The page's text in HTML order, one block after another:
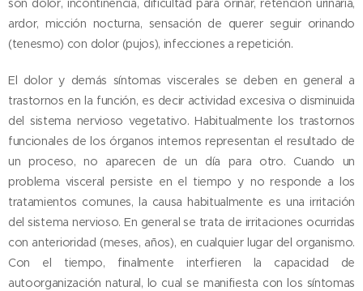
son dolor, incontinencia, dificultad para orinar, retención urinaria,
ardor, micción nocturna, sensación de querer seguir orinando
(tenesmo) con dolor (pujos), infecciones a repetición.
El dolor y demás síntomas viscerales se deben en general a
trastornos en la función, es decir actividad excesiva o disminuida
del sistema nervioso vegetativo. Habitualmente los trastornos
funcionales de los órganos internos representan el resultado de
un proceso, no aparecen de un día para otro. Cuando un
problema visceral persiste en el tiempo y no responde a los
tratamientos comunes, la causa habitualmente es una irritación
del sistema nervioso. En general se trata de irritaciones ocurridas
con anterioridad (meses, años), en cualquier lugar del organismo.
Con el tiempo, finalmente interfieren la capacidad de
autoorganización natural, lo cual se manifiesta con los síntomas